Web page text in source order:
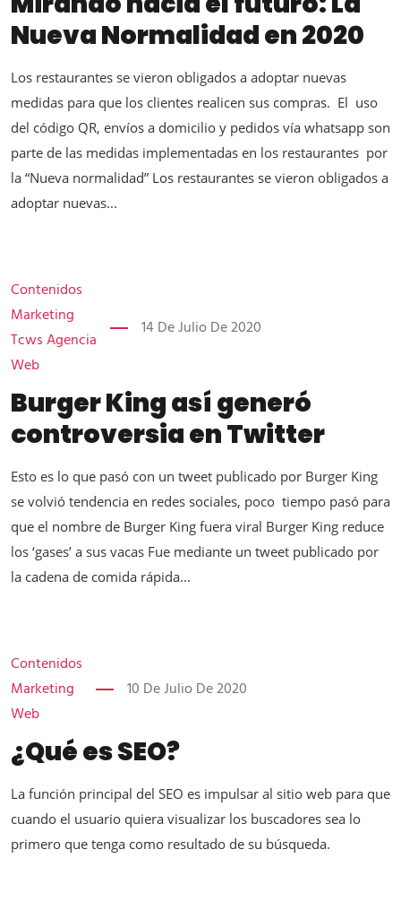
Nueva Normalidad en 2020
Los restaurantes se vieron obligados a adoptar nuevas
medidas para que los clientes realicen sus compras. El uso
del código QR, envíos a domicilio y pedidos vía whatsapp son
parte de las medidas implementadas en los restaurantes por
la “Nueva normalidad” Los restaurantes se vieron obligados a
adoptar nuevas...
Contenidos
Marketing
Tcws Agencia
Web
14 De Julio De 2020
Burger King así generó
controversia en Twitter
Esto es lo que pasó con un tweet publicado por Burger King
se volvió tendencia en redes sociales, poco tiempo pasó para
que el nombre de Burger King fuera viral Burger King reduce
los ‘gases’ a sus vacas Fue mediante un tweet publicado por
la cadena de comida rápida...
Contenidos
Marketing
Web
10 De Julio De 2020
¿Qué es SEO?
La función principal del SEO es impulsar al sitio web para que
cuando el usuario quiera visualizar los buscadores sea lo
primero que tenga como resultado de su búsqueda.